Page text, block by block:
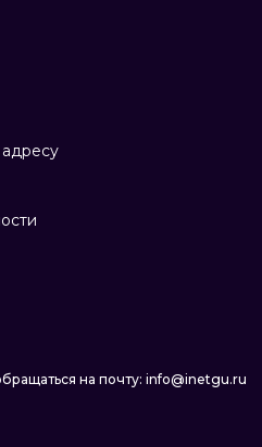
на почту: info@inetgu.ru